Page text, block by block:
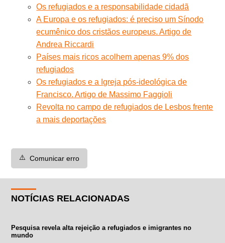
Os refugiados e a responsabilidade cidadã
A Europa e os refugiados: é preciso um Sínodo
ecumênico dos cristãos europeus. Artigo de
Andrea Riccardi
Países mais ricos acolhem apenas 9% dos
refugiados
Os refugiados e a Igreja pós-ideológica de
Francisco. Artigo de Massimo Faggioli
Revolta no campo de refugiados de Lesbos frente
a mais deportações
⚠️ Comunicar erro
NOTÍCIAS RELACIONADAS
Pesquisa revela alta rejeição a refugiados e imigrantes no
mundo